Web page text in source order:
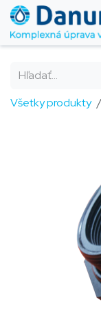
Skip to Content
Všetky produkty